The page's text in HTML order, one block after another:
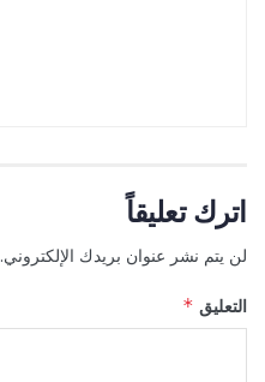
اترك تعليقاً
لن يتم نشر عنوان بريدك الإلكتروني.
التعليق *